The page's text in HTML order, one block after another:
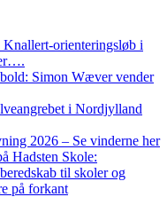
orienteringsløb i
Simon Wæver vender
i Nordjylland
2026 – Se vinderne her
Hadsten Skole:
til skoler og
på forkant